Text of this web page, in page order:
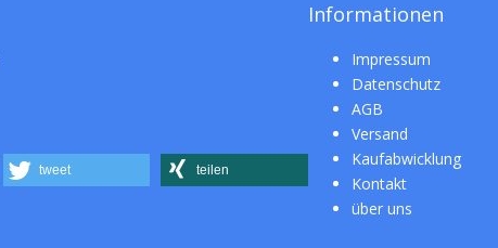
tweet teilen
Informationen
Impressum
Datenschutz
AGB
Versand
Kaufabwicklung
Kontakt
über uns